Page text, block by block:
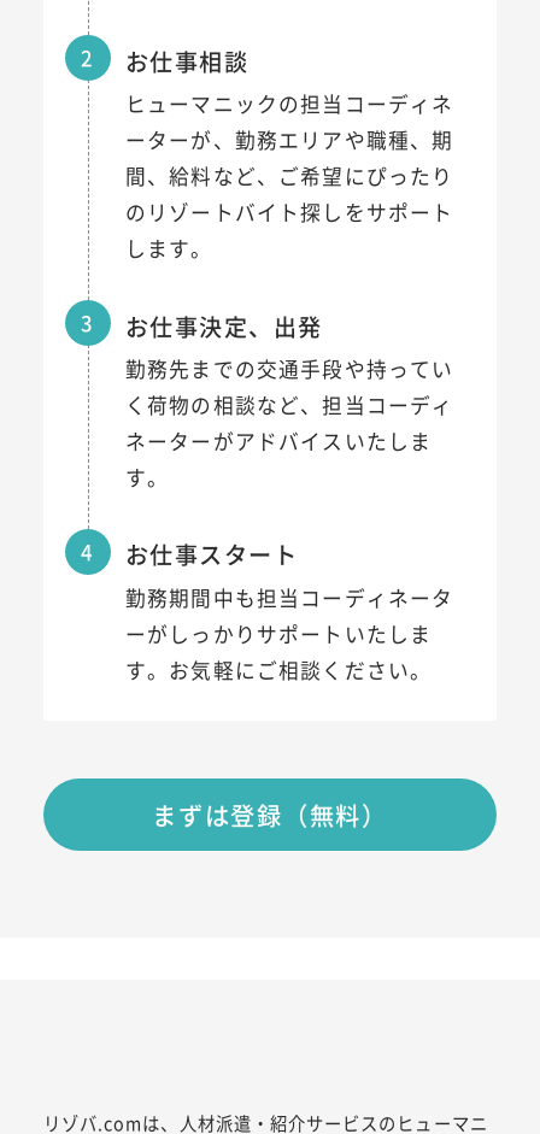
2 お仕事相談
ヒューマニックの担当コーディネ
ーターが、勤務エリアや職種、期
間、給料など、ご希望にぴったり
のリゾートバイト探しをサポート
します。
3 お仕事決定、出発
勤務先までの交通手段や持ってい
く荷物の相談など、担当コーディ
ネーターがアドバイスいたしま
す。
4 お仕事スタート
勤務期間中も担当コーディネータ
ーがしっかりサポートいたしま
す。お気軽にご相談ください。
まずは登録（無料）
リゾバ.comは、人材派遣・紹介サービスのヒューマニ